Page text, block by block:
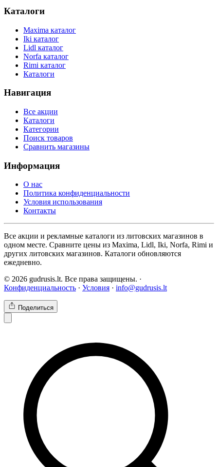
Каталоги
Maxima каталог
Iki каталог
Lidl каталог
Norfa каталог
Rimi каталог
Каталоги
Навигация
Все акции
Каталоги
Категории
Поиск товаров
Сравнить магазины
Информация
О нас
Политика конфиденциальности
Условия использования
Контакты
Все акции и рекламные каталоги из литовских магазинов в
одном месте. Сравните цены из Maxima, Lidl, Iki, Norfa, Rimi и
других литовских магазинов. Каталоги обновляются
ежедневно.
© 2026 gudrusis.lt. Все права защищены. ·
Конфиденциальность · Условия · info@gudrusis.lt
Поделиться